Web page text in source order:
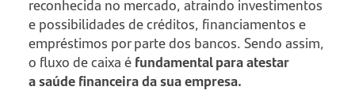
reconhecida no mercado, atraindo investimentos
e possibilidades de créditos, financiamentos e
empréstimos por parte dos bancos. Sendo assim,
o fluxo de caixa éfundamental para atestar
a saúde financeira da sua empresa.